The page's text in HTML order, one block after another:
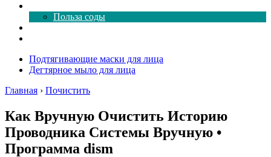
Польза соды
Подтягивающие маски для лица
Дегтярное мыло для лица
Главная › Почистить
Как Вручную Очистить Историю
Проводника Системы Вручную •
Программа dism